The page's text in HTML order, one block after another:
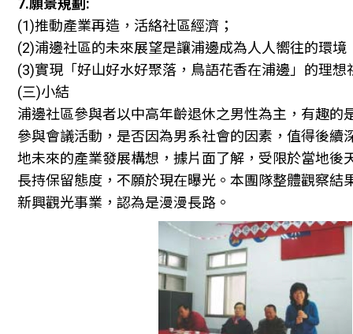
7.願景規劃:
(1)推動產業再造，活絡社區經濟；
(2)浦邊社區的未來展望是讓浦邊成為人人嚮往的環境
(3)實現「好山好水好聚落，鳥語花香在浦邊」的理想
(三)小結
浦邊社區參與者以中高年齡退休之男性為主，有趣的
參與會議活動，是否因為男系社會的因素，值得後續
地未來的產業發展構想，據片面了解，受限於當地後
長持保留態度，不願於現在曝光。本團隊整體觀察結
新興觀光事業，認為是漫漫長路。